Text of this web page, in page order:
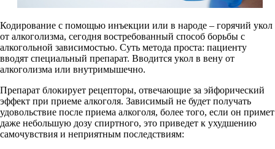
Кодирование с помощью инъекции или в народе – горячий укол
от алкоголизма, сегодня востребованный способ борьбы с
алкогольной зависимостью. Суть метода проста: пациенту
вводят специальный препарат. Вводится укол в вену от
алкоголизма или внутримышечно.
Препарат блокирует рецепторы, отвечающие за эйфорический
эффект при приеме алкоголя. Зависимый не будет получать
удовольствие после приема алкоголя, более того, если он примет
даже небольшую дозу спиртного, это приведет к ухудшению
самочувствия и неприятным последствиям: